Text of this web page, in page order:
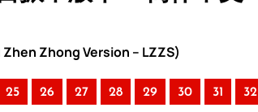
Zhong Version – LZZS)
25 26 27 28 29 30 31 32